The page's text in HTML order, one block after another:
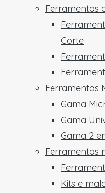
Ferramentas
Corte
Ferramentas
Gama
Gama
Gama 2
Ferramentas
Kits e